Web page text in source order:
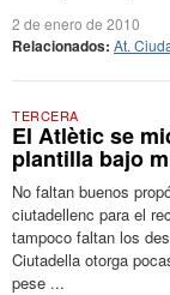
2 de enero de 2010
Relacionados: At.
TERCERA
El Atlètic se
plantilla bajo
No faltan buenos
ciutadellenc para el
tampoco faltan los
Ciutadella otorga
pese ...